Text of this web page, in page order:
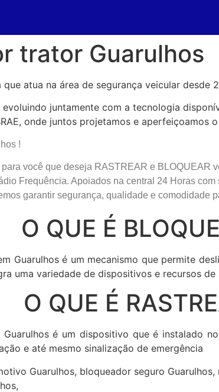
trator Guarulhos
atua na área de segurança veicular desde
juntamente com a tecnologia
onde juntos projetamos e aperfeiçoamos
!
você que deseja RASTREAR e BLOQUEAR
Frequência. Apoiados na central 24 Horas
garantir segurança, qualidade e comodidade
O QUE É
Guarulhos é um mecanismo que permite
uma variedade de dispositivos e recursos
O QUE É
é um dispositivo que é instalado
e até mesmo sinalização de emergência
Guarulhos, bloqueador seguro